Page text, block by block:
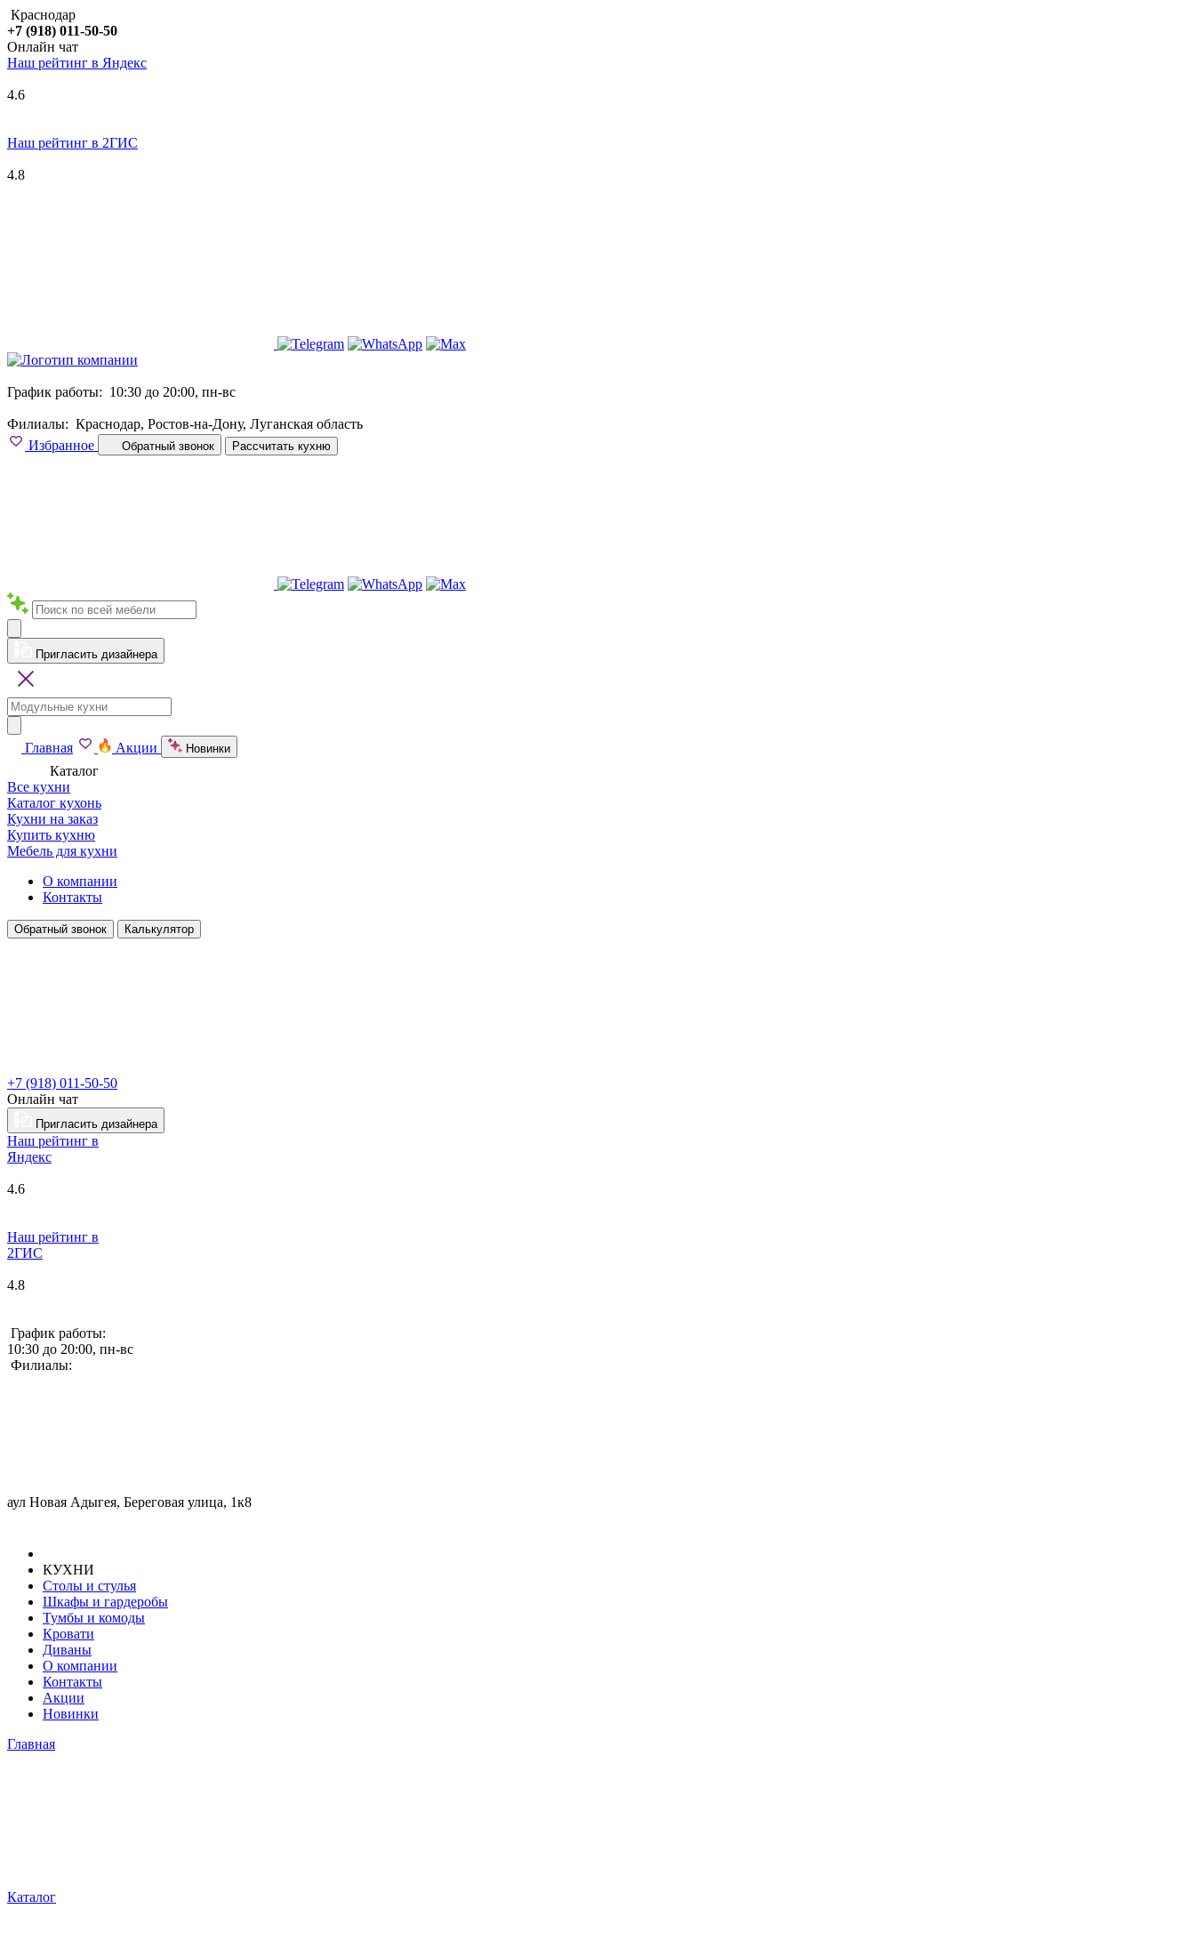
Краснодар
+7 (918) 011-50-50
Онлайн чат
Наш рейтинг в Яндекс
4.6
Наш рейтинг в 2ГИС
4.8
График работы: 10:30 до 20:00, пн-вс
Филиалы: Краснодар, Ростов-на-Дону, Луганская область
Избранное
Обратный звонок Рассчитать кухню
Пригласить дизайнера
Главная Акции Новинки
Каталог
Все кухни
Каталог кухонь
Кухни на заказ
Купить кухню
Мебель для кухни
О компании
Контакты
Обратный звонок Калькулятор
+7 (918) 011-50-50
Онлайн чат
Пригласить дизайнера
Наш рейтинг в
Яндекс
4.6
Наш рейтинг в
2ГИС
4.8
График работы:
10:30 до 20:00, пн-вс
Филиалы:
аул Новая Адыгея, Береговая улица, 1к8
КУХНИ
Столы и стулья
Шкафы и гардеробы
Тумбы и комоды
Кровати
Диваны
О компании
Контакты
Акции
Новинки
Главная
Каталог